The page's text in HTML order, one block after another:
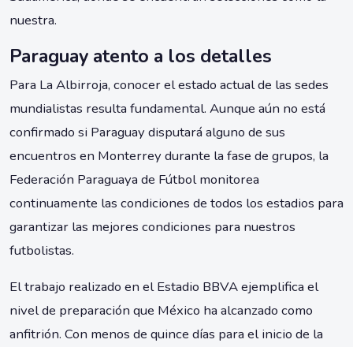
nuestra.
Paraguay atento a los detalles
Para La Albirroja, conocer el estado actual de las sedes
mundialistas resulta fundamental. Aunque aún no está
confirmado si Paraguay disputará alguno de sus
encuentros en Monterrey durante la fase de grupos, la
Federación Paraguaya de Fútbol monitorea
continuamente las condiciones de todos los estadios para
garantizar las mejores condiciones para nuestros
futbolistas.
El trabajo realizado en el Estadio BBVA ejemplifica el
nivel de preparación que México ha alcanzado como
anfitrión. Con menos de quince días para el inicio de la